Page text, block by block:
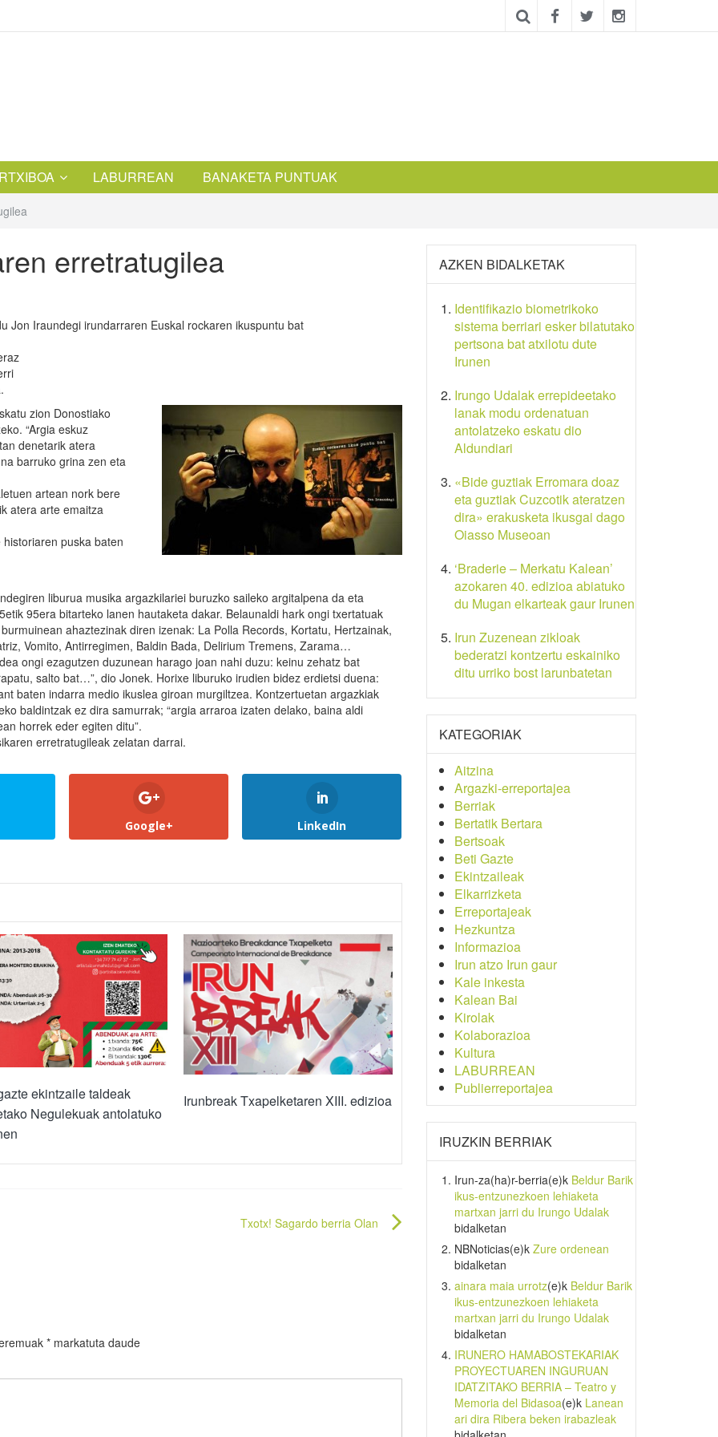
LABURREAN BANAKETA PUNTUAK
erretratugilea
Jon Iraundegi irundarraren Euskal rockaren ikuspuntu bat
zion Donostiako
“Argia eskuz
denetarik atera
barruko grina zen eta
artean nork bere
atera arte emaitza
puska baten
liburua musika argazkilariei buruzko saileko argitalpena da eta
95era bitarteko lanen hautaketa dakar. Belaunaldi hark ongi txertatuak
ahaztezinak diren izenak: La Polla Records, Kortatu, Hertzainak,
Vomito, Antirregimen, Baldin Bada, Delirium Tremens, Zarama…
ongi ezagutzen duzunean harago joan nahi duzu: keinu zehatz bat
salto bat…”, dio Jonek. Horixe liburuko irudien bidez erdietsi duena:
baten indarra medio ikuslea giroan murgiltzea. Kontzertuetan argazkiak
baldintzak ez dira samurrak; “argia arraroa izaten delako, baina aldi
horrek eder egiten ditu”.
erretratugileak zelatan darrai.
Google+ LinkedIn
ekintzaile taldeak
Negulekuak antolatuko
Irunbreak Txapelketaren XIII. edizioa
Txotx! Sagardo berria Olan
* markatuta daude
AZKEN BIDALKETAK
Identifikazio biometrikoko
sistema berriari esker bilatutako
pertsona bat atxilotu dute
Irunen
Irungo Udalak errepideetako
lanak modu ordenatuan
antolatzeko eskatu dio
Aldundiari
«Bide guztiak Erromara doaz
eta guztiak Cuzcotik ateratzen
dira» erakusketa ikusgai dago
Oiasso Museoan
‘Braderie – Merkatu Kalean’
azokaren 40. edizioa abiatuko
du Mugan elkarteak gaur Irunen
Irun Zuzenean zikloak
bederatzi kontzertu eskainiko
ditu urriko bost larunbatetan
KATEGORIAK
Aitzina
Argazki-erreportajea
Berriak
Bertatik Bertara
Bertsoak
Beti Gazte
Ekintzaileak
Elkarrizketa
Erreportajeak
Hezkuntza
Informazioa
Irun atzo Irun gaur
Kale inkesta
Kalean Bai
Kirolak
Kolaborazioa
Kultura
LABURREAN
Publierreportajea
IRUZKIN BERRIAK
Irun-za(ha)r-berria(e)k Beldur Barik
ikus-entzunezkoen lehiaketa
martxan jarri du Irungo Udalak
bidalketan
NBNoticias(e)k Zure ordenean
bidalketan
ainara maia urrotz(e)k Beldur Barik
ikus-entzunezkoen lehiaketa
martxan jarri du Irungo Udalak
bidalketan
IRUNERO HAMABOSTEKARIAK
PROYECTUAREN INGURUAN
IDATZITAKO BERRIA – Teatro y
Memoria del Bidasoa(e)k Lanean
ari dira Ribera beken irabazleak